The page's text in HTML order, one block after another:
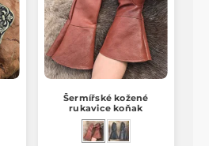
Šermířské kožené
rukavice koňak